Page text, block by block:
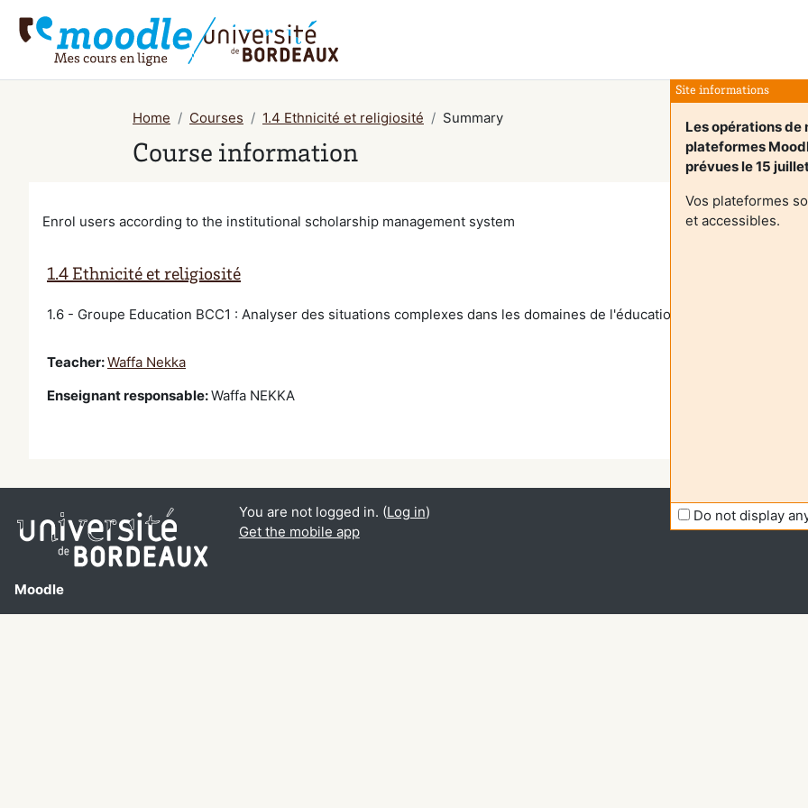
Site informations
Les opérations de
plateformes
prévues le 15
Vos plateformes
et accessibles.
Do not display
Home Courses 1.4 Ethnicité et religiosité Summary
Course information
Enrol users according to the institutional scholarship management system
1.4 Ethnicité et religiosité
1.6 - Groupe Education BCC1 : Analyser des situations complexes dans les domaines de l'éducation, de la formation et
Teacher:Waffa Nekka
Enseignant responsable:Waffa NEKKA
Moodle
You are not logged in. (Log in)
Get the mobile app